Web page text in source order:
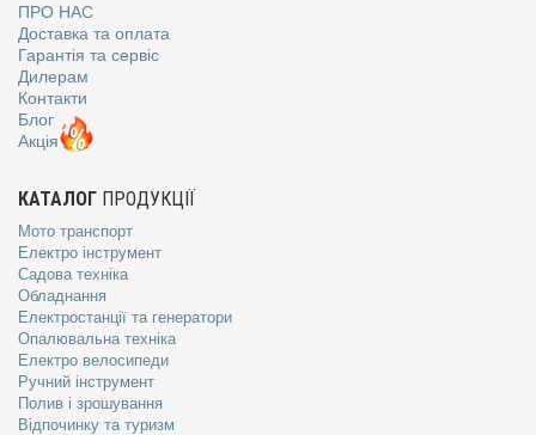
ПРО НАС
Доставка та оплата
Гарантія та сервіс
Дилерам
Контакти
Блог
Акція
КАТАЛОГ ПРОДУКЦІЇ
Мото транспорт
Електро інструмент
Садова техніка
Обладнання
Електростанції та генератори
Опалювальна техніка
Електро велосипеди
Ручний інструмент
Полив і зрошування
Відпочинку та туризм